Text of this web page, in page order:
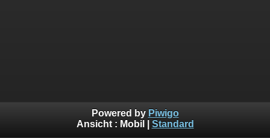
Powered by Piwigo
Ansicht : Mobil Standard